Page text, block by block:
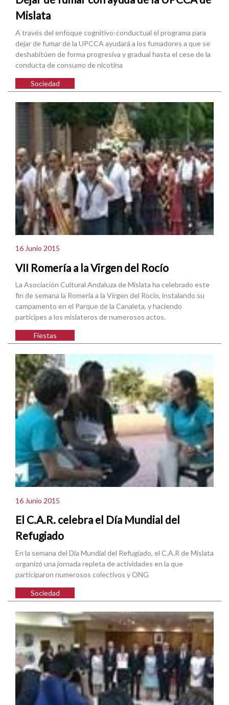
Mislata
A través del enfoque cognitivo-conductual el programa para
dejar de fumar de la UPCCA ayudará a los fumadores a que se
deshabitúen de forma progresiva y gradual hasta el cese de la
conducta de consumo de nicotina
Sociedad
16 Junio 2015
VII Romería a la Virgen del Rocío
La Asociación Cultural Andaluza de Mislata ha celebrado este
fin de semana la Romería a la Virgen del Rocío, instalando su
campamento en el Parque de la Canaleta, y haciendo
partícipes a los mislateros de numerosos actos.
Fiestas
16 Junio 2015
El C.A.R. celebra el Día Mundial del
Refugiado
En la semana del Día Mundial del Refugiado, el C.A.R de Mislata
organizó una jornada repleta de actividades en la que
participaron numerosos colectivos y ONG
Sociedad